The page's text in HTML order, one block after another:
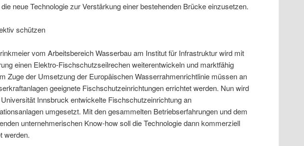
neue Technologie zur Verstärkung einer bestehenden Brücke einzusetzen.
schützen
vom Arbeitsbereich Wasserbau am Institut für Infrastruktur wird mit
einen Elektro-Fischschutzseilrechen weiterentwickeln und marktfähig
Zuge der Umsetzung der Europäischen Wasserrahmenrichtlinie müssen an
geeignete Fischschutzeinrichtungen errichtet werden. Nun wird
Innsbruck entwickelte Fischschutzeinrichtung an
umgesetzt. Mit den gesammelten Betriebserfahrungen und dem
unternehmerischen Know-how soll die Technologie dann kommerziell
werden.